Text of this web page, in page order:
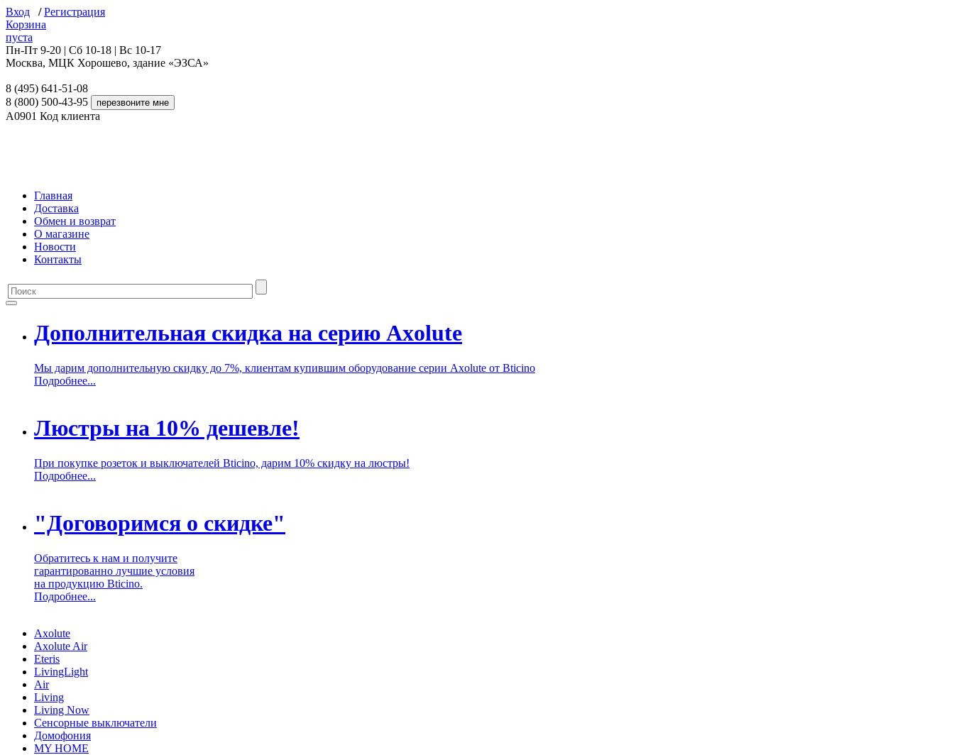
Вход / Регистрация
Корзина
пуста
Пн-Пт 9-20 | Сб 10-18 | Вс 10-17
Москва, МЦК Хорошево, здание «ЭЗСА»
8 (495) 641-51-08
8 (800) 500-43-95
A0901 Код клиента
Главная
Доставка
Обмен и возврат
О магазине
Новости
Контакты
Дополнительная скидка на серию Axolute
Мы дарим дополнительную скидку до 7%, клиентам купившим оборудование серии Axolute от Bticino
Подробнее...
Люстры на 10% дешевле!
При покупке розеток и выключателей Bticino, дарим 10% скидку на люстры!
Подробнее...
"Договоримся о скидке"
Обратитесь к нам и получите
гарантированно лучшие условия
на продукцию Bticino.
Подробнее...
Axolute
Axolute Air
Eteris
LivingLight
Air
Living
Living Now
Сенсорные выключатели
Домофония
MY HOME